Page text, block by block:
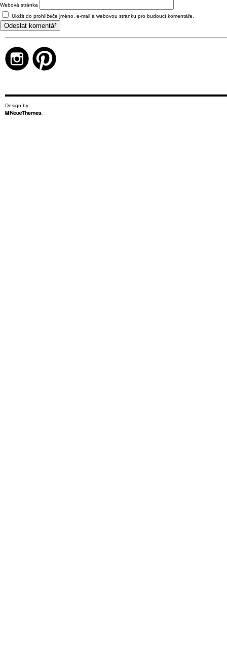
Webová stránka
Uložit do prohlížeče jméno, e-mail a webovou stránku pro budoucí komentáře.
Design by